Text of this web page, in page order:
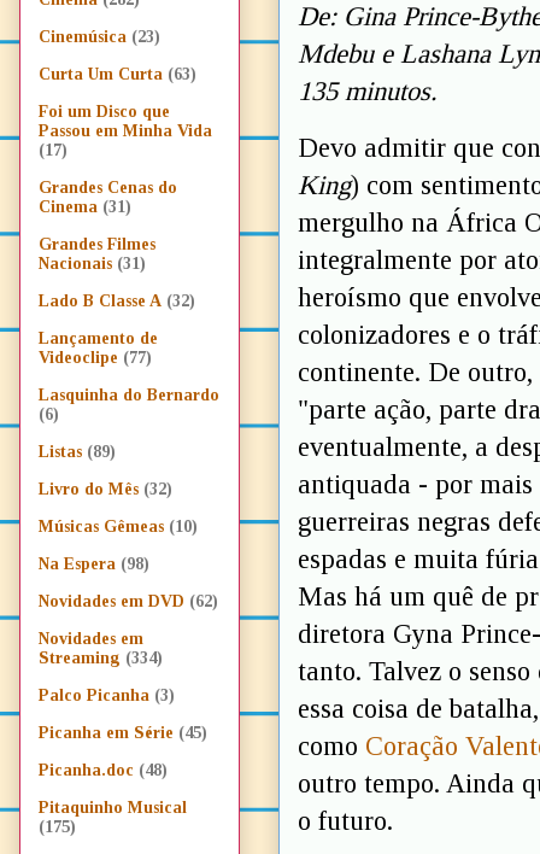
De: Gina Prince-
Mdebu e Lashana
135 minutos.
Devo admitir que
King) com
mergulho na África
integralmente por
heroísmo que
colonizadores e o
continente. De
"parte ação, parte
eventualmente, a
antiquada - por mais
guerreiras negras
espadas e muita
Mas há um quê de
diretora Gyna
tanto. Talvez o
essa coisa de
como Coração
outro tempo. Ainda
o futuro.
Cinemúsica (23)
Curta Um Curta (63)
Foi um Disco que
Passou em Minha Vida
(17)
Grandes Cenas do
Cinema (31)
Grandes Filmes
Nacionais (31)
Lado B Classe A (32)
Lançamento de
Videoclipe (77)
Lasquinha do Bernardo
(6)
Listas (89)
Livro do Mês (32)
Músicas Gêmeas (10)
Na Espera (98)
Novidades em DVD (62)
Novidades em
Streaming (334)
Palco Picanha (3)
Picanha em Série (45)
Picanha.doc (48)
Pitaquinho Musical
(175)